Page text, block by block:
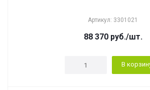
Артикул: 3301021
88 370руб./шт.
В